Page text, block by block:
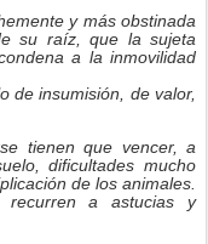
y más obstinada
su raíz, que la sujeta
a la inmovilidad
de insumisión, de valor,
tienen que vencer, a
dificultades mucho
de los animales.
a astucias y